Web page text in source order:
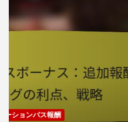
WAR ROBOTS プロモコード